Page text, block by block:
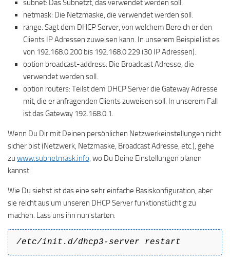
subnet: Das Subnetzt, das verwendet werden soll.
netmask: Die Netzmaske, die verwendet werden soll.
range: Sagt dem DHCP Server, von welchem Bereich er den
Clients IP Adressen zuweisen kann. In unserem Beispiel ist es
von 192.168.0.200 bis 192.168.0.229 (30 IP Adressen).
option broadcast-address: Die Broadcast Adresse, die
verwendet werden soll.
option routers: Teilst dem DHCP Server die Gateway Adresse
mit, die er anfragenden Clients zuweisen soll. In unserem Fall
ist das Gateway 192.168.0.1.
Wenn Du Dir mit Deinen persönlichen Netzwerkeinstellungen nicht
sicher bist (Netzwerk, Netzmaske, Broadcast Adresse, etc.), gehe
zu www.subnetmask.info, wo Du Deine Einstellungen planen
kannst.
Wie Du siehst ist das eine sehr einfache Basiskonfiguration, aber
sie reicht aus um unseren DHCP Server funktionstüchtig zu
machen. Lass uns ihn nun starten:
/etc/init.d/dhcp3-server restart